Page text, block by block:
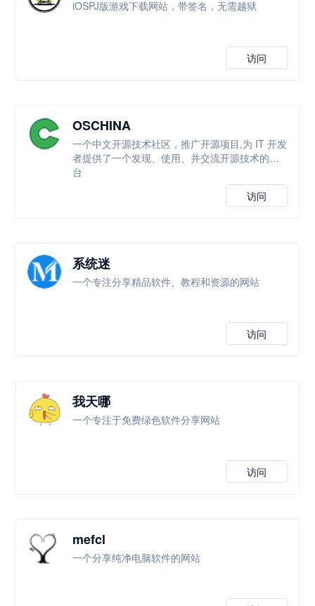
iOSPJ版游戏下载网站，带签名，无需越狱
访问
OSCHINA
一个中文开源技术社区，推广开源项目,为 IT 开发
者提供了一个发现、使用、并交流开源技术的平
台
访问
系统迷
一个专注分享精品软件、教程和资源的网站
访问
我天哪
一个专注于免费绿色软件分享网站
访问
mefcl
一个分享纯净电脑软件的网站